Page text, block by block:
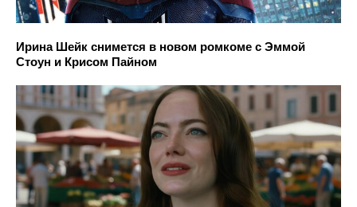
Ирина Шейк снимется в новом ромкоме с Эммой
Стоун и Крисом Пайном